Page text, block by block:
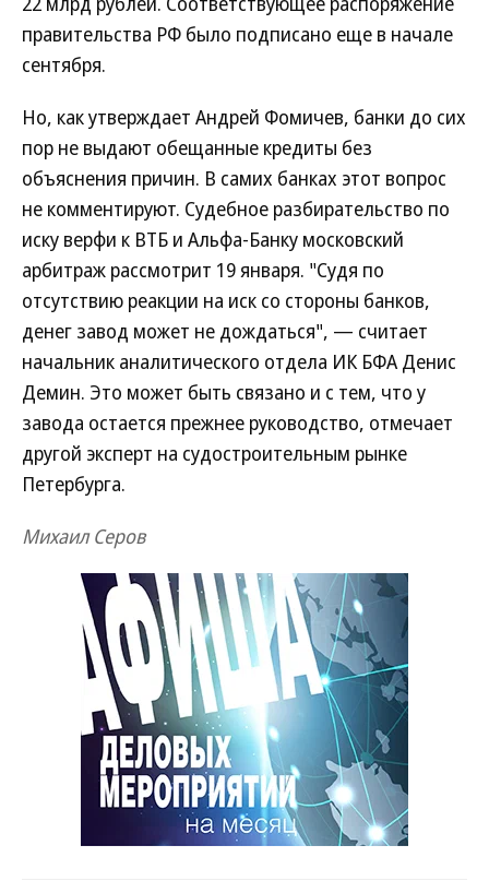
правительства РФ было подписано еще в начале
сентября.
Но, как утверждает Андрей Фомичев, банки до сих
пор не выдают обещанные кредиты без
объяснения причин. В самих банках этот вопрос
не комментируют. Судебное разбирательство по
иску верфи к ВТБ и Альфа-Банку московский
арбитраж рассмотрит 19 января. "Судя по
отсутствию реакции на иск со стороны банков,
денег завод может не дождаться", — считает
начальник аналитического отдела ИК БФА Денис
Демин. Это может быть связано и с тем, что у
завода остается прежнее руководство, отмечает
другой эксперт на судостроительным рынке
Петербурга.
Михаил Серов